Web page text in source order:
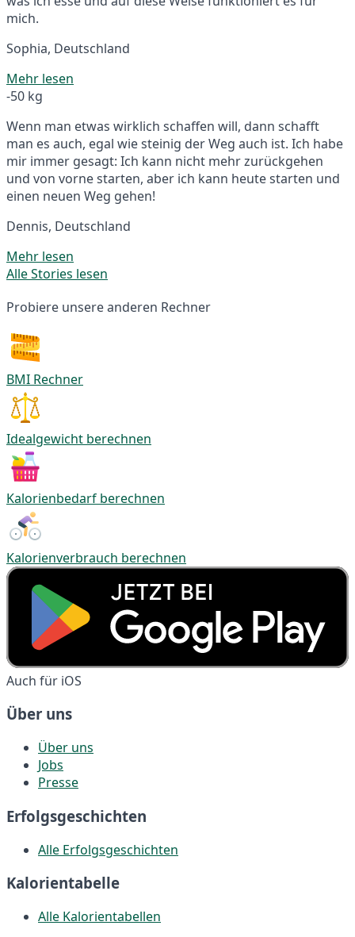
mich.
Sophia, Deutschland
Mehr lesen
-50 kg
Wenn man etwas wirklich schaffen will, dann schafft
man es auch, egal wie steinig der Weg auch ist. Ich habe
mir immer gesagt: Ich kann nicht mehr zurückgehen
und von vorne starten, aber ich kann heute starten und
einen neuen Weg gehen!
Dennis, Deutschland
Mehr lesen
Alle Stories lesen
Probiere unsere anderen Rechner
BMI Rechner
Idealgewicht berechnen
Kalorienbedarf berechnen
Kalorienverbrauch berechnen
Auch für iOS
Über uns
Über uns
Jobs
Presse
Erfolgsgeschichten
Alle Erfolgsgeschichten
Kalorientabelle
Alle Kalorientabellen